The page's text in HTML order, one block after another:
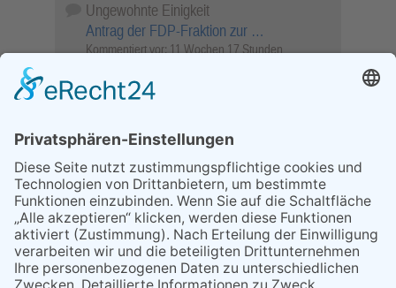
Ungewohnte Einigkeit
Antrag der FDP-Fraktion zur …
Kommentiert vor: 11 Wochen 17 Stunden
Objekt …
Kommentiert vor: 26 Wochen 2 Tage
Sperrung für Wassersportler schlägt hohe
Wellen
Sperrung der Stillgewässer
Kommentiert vor:1 Jahr 50 Wochen
Literarischer Rückblick
Alte Schule
Kommentiert vor:3 Jahre 18 Wochen